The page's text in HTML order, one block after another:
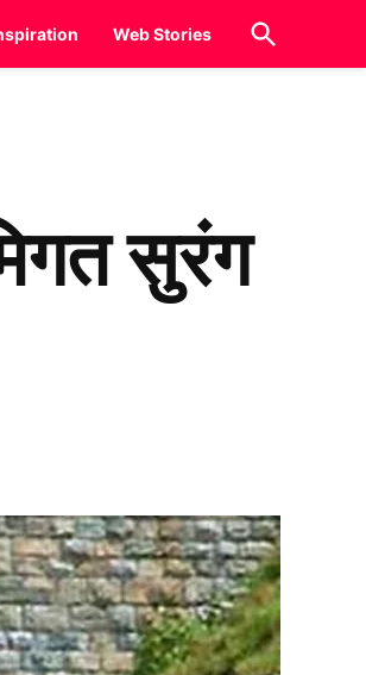
Web Stories
Open
Search
सुरंग